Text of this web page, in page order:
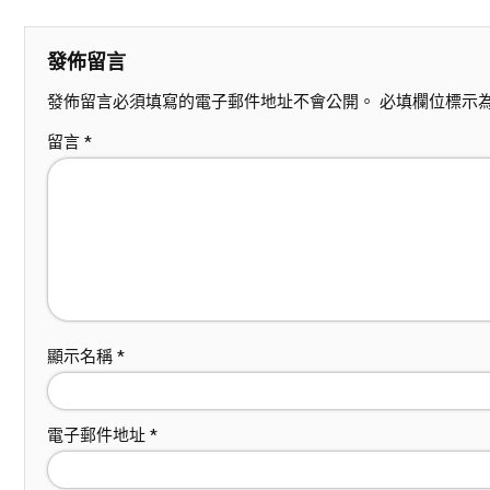
發佈留言
發佈留言必須填寫的電子郵件地址不會公開。 必填欄位標示
留言 *
顯示名稱 *
電子郵件地址 *